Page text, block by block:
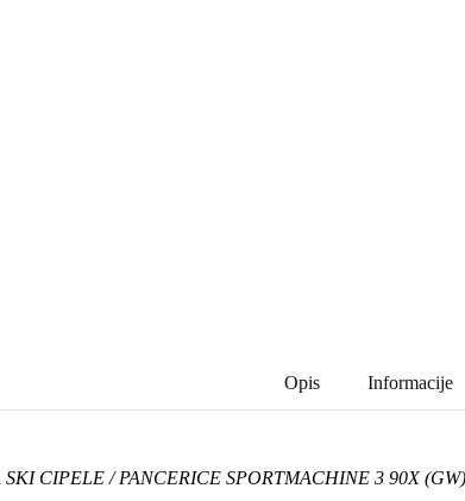
Opis Informacije
CIPELE / PANCERICE SPORTMACHINE 3 90X